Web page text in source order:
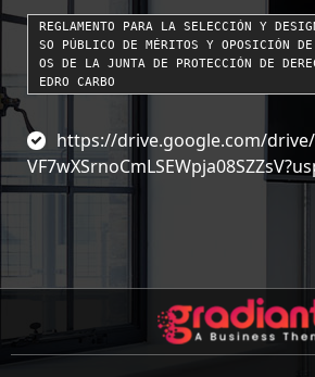
REGLAMENTO PARA LA SELECCIÓN Y
SO PÚBLICO DE MÉRITOS Y OPOSICIÓN
OS DE LA JUNTA DE PROTECCIÓN DE
EDRO CARBO
https://drive.google.com/drive/